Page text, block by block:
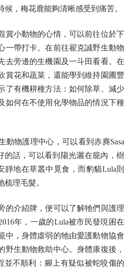
候，梅花鹿能夠清晰感受到痛苦。
小動物的心情，可以前往位於下
一帶打卡。在前往翟克誠野生動物
去旁邊的生機園及一斗田看看。在
賞花和蔬菜，還能學到維持園圃豐
了有機耕種方法：如何除草、減少
如何在不使用化學物品的情況下種
物護理中心，可以看到赤麂Sasa
的話，可以看到陽光灑在籠內，樹
靜地在草叢中覓食，而豹貓Lula則
梳理毛髮。
介紹牌，便可以了解牠們與護理
年，一歲的Lula被市民發現困在
中，身體虛弱的牠由愛護動物協會
野生動物救助中心。身體康復後，
並不順利：腳上有疑似被蛇咬傷的